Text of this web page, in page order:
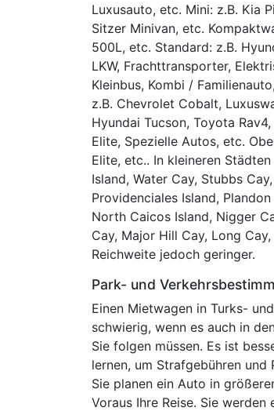
Luxusauto, etc. Mini: z.B. Kia
Sitzer Minivan, etc.
500L, etc. Standard: z.B.
LKW, Frachttransporter,
Kleinbus, Kombi /
z.B. Chevrolet Cobalt,
Hyundai Tucson, Toyota
Elite, Spezielle Autos, etc.
Elite, etc.. In kleineren
Island, Water Cay, Stubbs
Providenciales Island,
North Caicos Island, Nigger
Cay, Major Hill Cay, Long
Reichweite jedoch geringer.
Park- und
Einen Mietwagen in Turks-
schwierig, wenn es auch in
Sie folgen müssen. Es ist
lernen, um Strafgebühren und
Sie planen ein Auto in
Voraus Ihre Reise. Sie